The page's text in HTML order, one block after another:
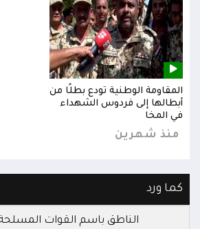
المقاومة الوطنية تودع بطلًا من
أبطالها إلى فردوس الشهداء
في المخا
منذ شهرين
كما ورد
الناطق باسم القوات المسلحة: